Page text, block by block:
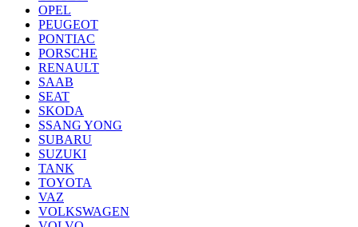
OPEL
PEUGEOT
PONTIAC
PORSCHE
RENAULT
SAAB
SEAT
SKODA
SSANG YONG
SUBARU
SUZUKI
TANK
TOYOTA
VAZ
VOLKSWAGEN